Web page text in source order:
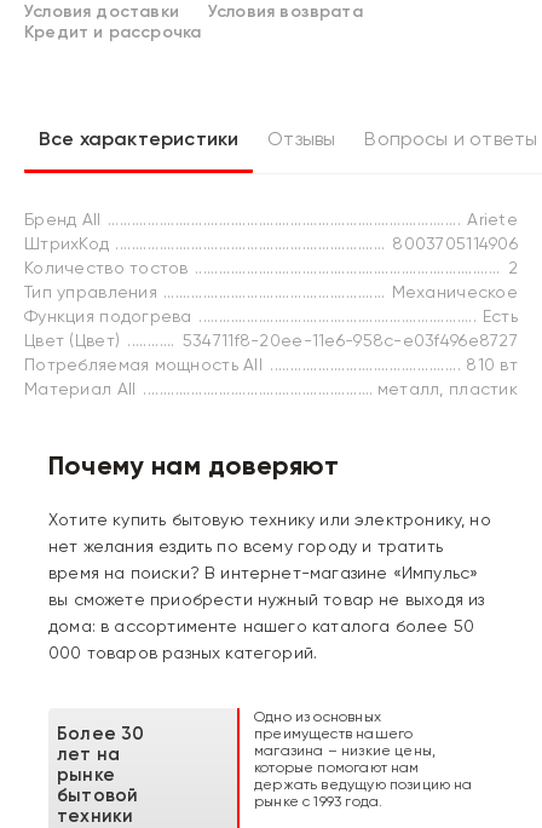
Условия доставки
Условия возврата
Кредит и рассрочка
Все характеристики Отзывы Вопросы и ответы
Бренд All
Ariete
ШтрихКод
8003705114906
Количество тостов
2
Тип управления
Механическое
Функция подогрева
Есть
Цвет (Цвет)
534711f8-20ee-11e6-958c-e03f496e8727
Потребляемая мощность All
810 вт
Материал All
металл, пластик
Почему нам доверяют
Хотите купить бытовую технику или электронику, но
нет желания ездить по всему городу и тратить
время на поиски? В интернет-магазине «Импульс»
вы сможете приобрести нужный товар не выходя из
дома: в ассортименте нашего каталога более 50
000 товаров разных категорий.
Более 30
лет на
рынке
бытовой
техники
Одно из основных
преимуществ нашего
магазина – низкие цены,
которые помогают нам
держать ведущую позицию на
рынке с 1993 года.